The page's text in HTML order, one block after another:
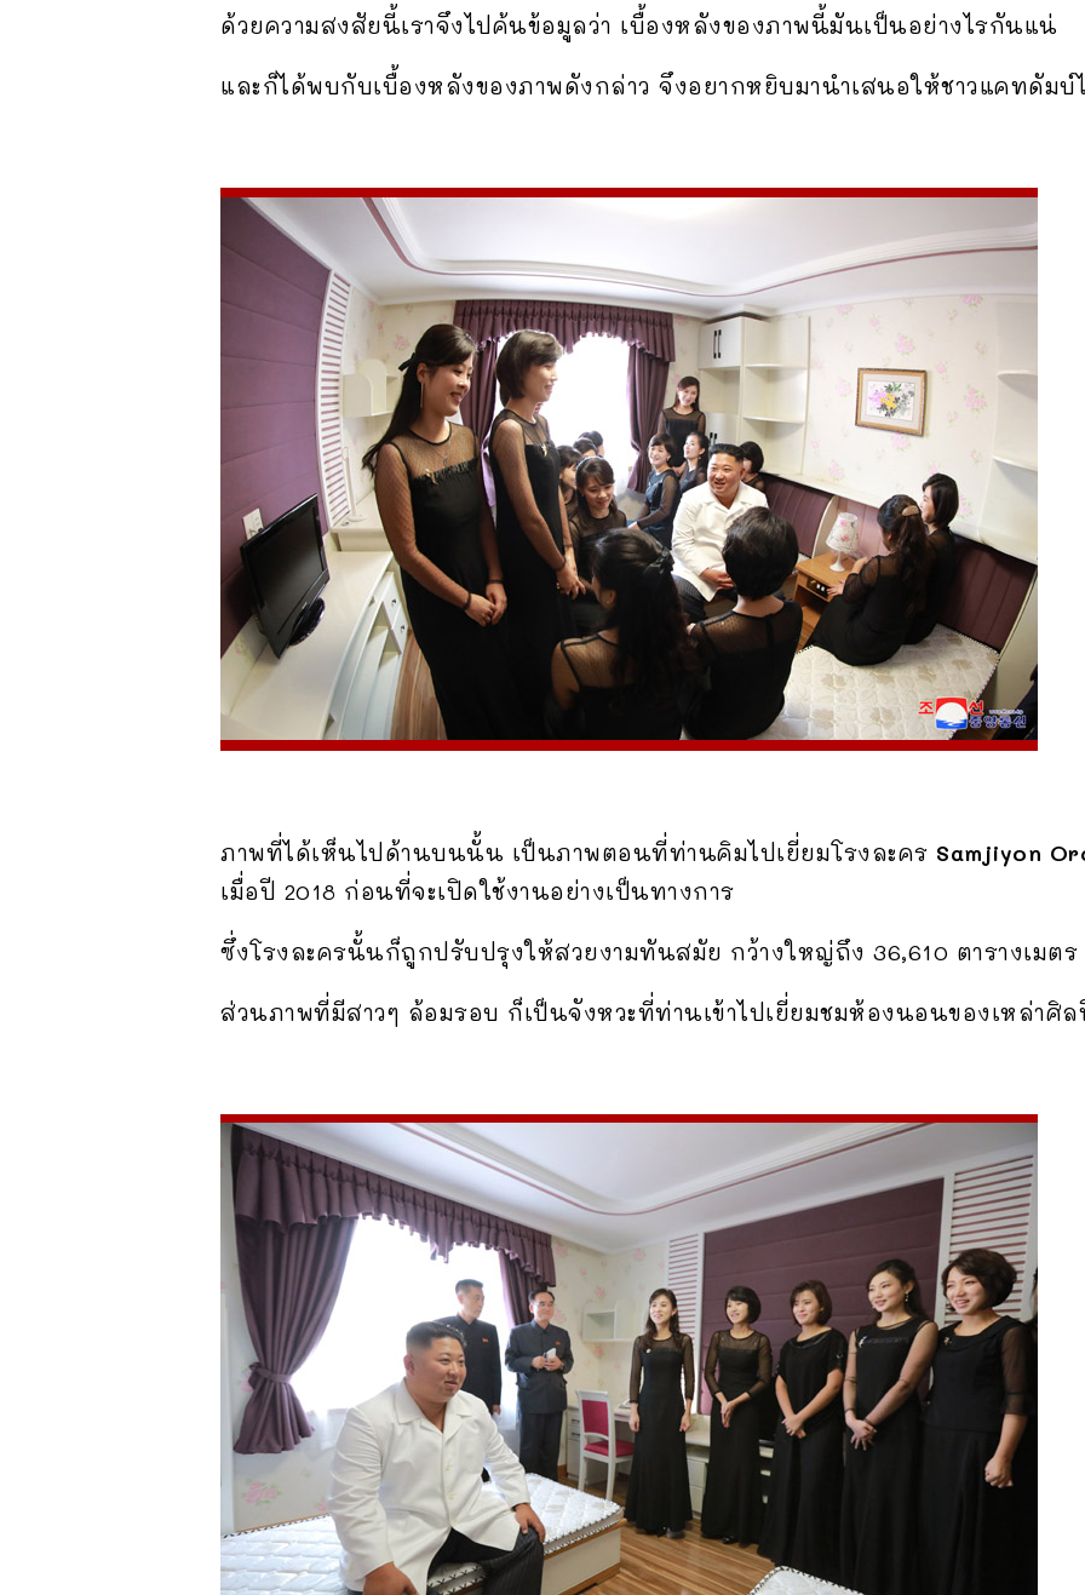
ด้วยความสงสัยนี้เราจึงไปค้นข้อมูลว่า เบื้องหลังของภาพนี้มันเป็นอย่างไรกันแน่
และก็ได้พบกับเบื้องหลังของภาพดังกล่าว จึงอยากหยิบมานำเสนอให้ชาวแคทดัม
ภาพที่ได้เห็นไปด้านบนนั้น เป็นภาพตอนที่ท่านคิมไปเยี่ยมโรงละคร Samjiyon
เมื่อปี 2018 ก่อนที่จะเปิดใช้งานอย่างเป็นทางการ
ซึ่งโรงละครนั้นก็ถูกปรับปรุงให้สวยงามทันสมัย กว้างใหญ่ถึง 36,610 ตารางเมต
ส่วนภาพที่มีสาวๆ ล้อมรอบ ก็เป็นจังหวะที่ท่านเข้าไปเยี่ยมชมห้องนอนของเหล่า